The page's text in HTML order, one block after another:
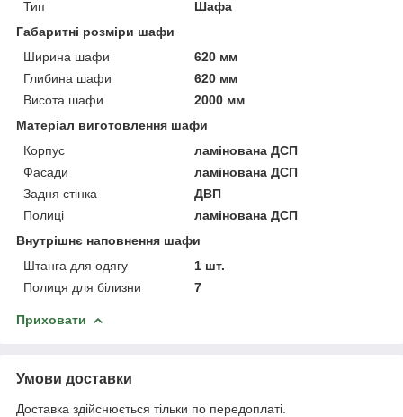
Тип
Шафа
Габаритні розміри шафи
Ширина шафи
620 мм
Глибина шафи
620 мм
Висота шафи
2000 мм
Матеріал виготовлення шафи
Корпус
ламінована ДСП
Фасади
ламінована ДСП
Задня стінка
ДВП
Полиці
ламінована ДСП
Внутрішнє наповнення шафи
Штанга для одягу
1 шт.
Полиця для білизни
7
Приховати
Умови доставки
Доставка здійснюється тільки по передоплаті.